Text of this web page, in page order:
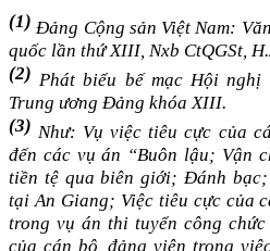
(1) Đảng Cộng sản Việt Nam:
quốc lần thứ XIII, Nxb CtQGSt,
(2) Phát biểu bế mạc Hội
Trung ương Đảng khóa XIII.
(3) Như: Vụ việc tiêu cực của
đến các vụ án “Buôn lậu; Vận
tiền tệ qua biên giới; Đánh
tại An Giang; Việc tiêu cực của
trong vụ án thi tuyển công
của cán bộ, đảng viên trong